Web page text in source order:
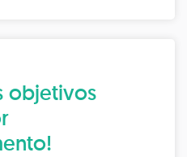
objetivos